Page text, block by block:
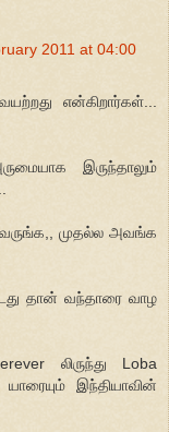
2011 at 04:00
என்கிறார்கள்...
இருந்தாலும்
முதல்ல அவங்க
தான் வந்தாரை வாழ
லிருந்து Loba
இந்தியாவின்